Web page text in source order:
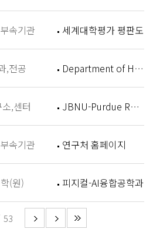
속기관 세계대학평가 평판도
,전공 Department of History
,센터 JBNU-Purdue Research Institute (JPRI)
속기관 연구처 홈페이지
(원) 피지컬-AI융합공학과
53